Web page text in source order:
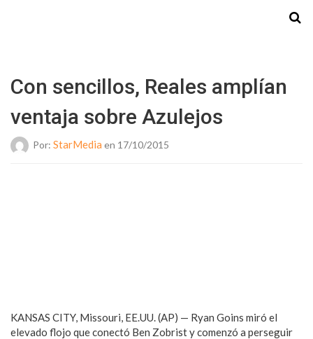
Con sencillos, Reales amplían
ventaja sobre Azulejos
Por: StarMedia en 17/10/2015
KANSAS CITY, Missouri, EE.UU. (AP) — Ryan Goins miró el
elevado flojo que conectó Ben Zobrist y comenzó a perseguir